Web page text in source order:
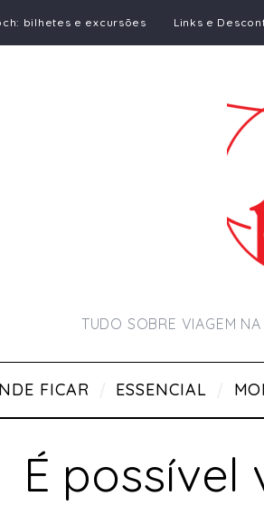
bilhetes e excursões Links e
TUDO SOBRE VIAGEM
FICAR ESSENCIAL
É